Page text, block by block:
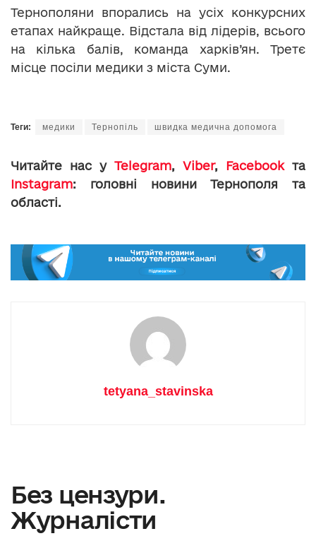
Тернополяни впорались на усіх конкурсних
етапах найкраще. Відстала від лідерів, всього
на кілька балів, команда харків’ян. Третє
місце посіли медики з міста Суми.
Теги: медики Тернопіль швидка медична допомога
Читайте нас у Telegram, Viber, Facebookта
Instagram: головні новини Тернополя та
області.
tetyana_stavinska
Без цензури.
Журналісти